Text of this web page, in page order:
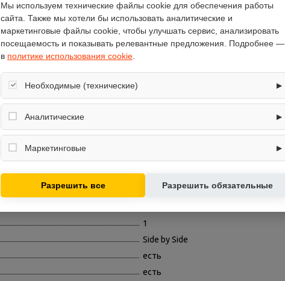
18
1
Side by Side
есть
есть
Мы используем технические файлы cookie для обеспечения работы
сайта. Также мы хотели бы использовать аналитические и
маркетинговые файлы cookie, чтобы улучшать сервис, анализировать
посещаемость и показывать релевантные предложения. Подробнее —
в политике использования cookie
Необходимые (технические) ▶
Обеспечивают корректную работу сайта: оформление заказа, корзина,
вход в личный кабинет. Без них основные функции могут быть
Аналитические ▶
Собирают обезличенную информацию о посещениях и использовании
сайта (например, счётчики аналитики), помогают улучшать интерфейс и
Маркетинговые ▶
Разрешить все Разрешить обязательные